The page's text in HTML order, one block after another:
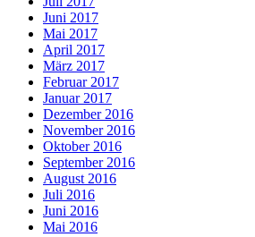
Juni 2017
Mai 2017
April 2017
März 2017
Februar 2017
Januar 2017
Dezember 2016
November 2016
Oktober 2016
September 2016
August 2016
Juli 2016
Juni 2016
Mai 2016